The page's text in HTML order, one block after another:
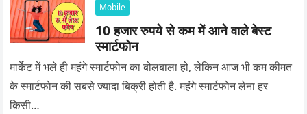
Mobile
10 हजार रुपये से कम में आने वाले बेस्ट
स्मार्टफोन
मार्केट में भले ही महंगे स्मार्टफोन का बोलबाला हो, लेकिन आज भी कम कीमत
के स्मार्टफोन की सबसे ज्यादा बिक्री होती है. महंगे स्मार्टफोन लेना हर
किसी…